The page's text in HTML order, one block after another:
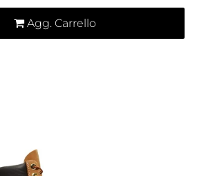
Agg. Carrello